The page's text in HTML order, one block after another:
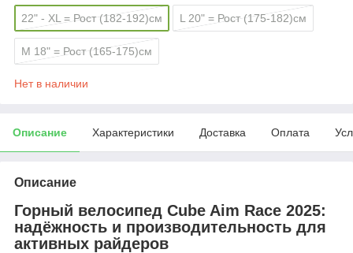
22" - XL = Рост (182-192)см L 20" = Рост (175-182)см
M 18" = Рост (165-175)см
Нет в наличии
Описание Характеристики Доставка Оплата
Описание
Горный велосипед Cube Aim Race 2025:
надёжность и производительность для
активных райдеров